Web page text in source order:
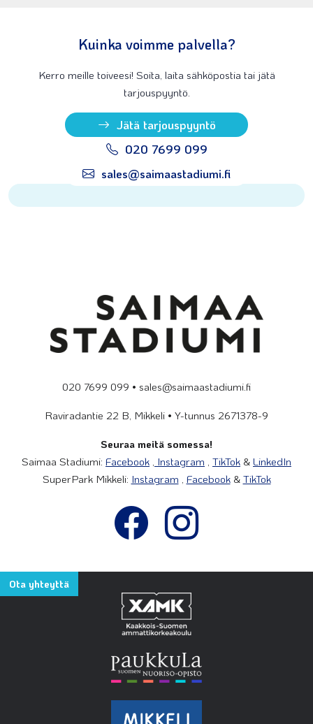
Kuinka voimme palvella?
Kerro meille toiveesi! Soita, laita sähköpostia tai jätä
tarjouspyyntö.
Jätä tarjouspyyntö
020 7699 099
sales@saimaastadiumi.fi
020 7699 099 • sales@saimaastadiumi.fi
Raviradantie 22 B, Mikkeli • Y-tunnus 2671378-9
Seuraa meitä somessa!
Saimaa Stadiumi: Facebook Instagram TikTok & LinkedIn
SuperPark Mikkeli: Instagram Facebook& TikTok
Ota yhteyttä